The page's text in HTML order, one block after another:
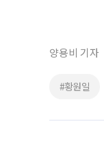
양용비 기자
#황원일